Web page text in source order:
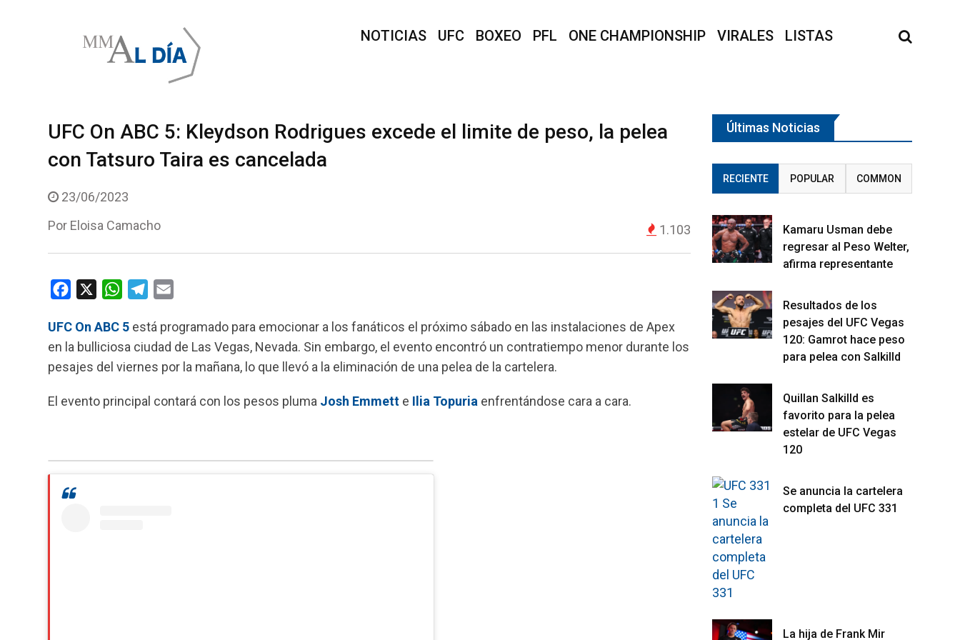
NOTICIAS UFC BOXEO PFL ONE CHAMPIONSHIP VIRALES LISTAS
UFC On ABC 5: Kleydson Rodrigues excede el limite de peso, la pelea
con Tatsuro Taira es cancelada
23/06/2023
Por Eloisa Camacho 1.103
c
e
b
o
W
a
t
s
p
l
e
g
a
a
i
l
UFC On ABC 5 está programado para emocionar a los fanáticos el próximo sábado en las instalaciones de Apex
en la bulliciosa ciudad de Las Vegas, Nevada. Sin embargo, el evento encontró un contratiempo menor durante los
pesajes del viernes por la mañana, lo que llevó a la eliminación de una pelea de la cartelera.
El evento principal contará con los pesos pluma Josh Emmett e Ilia Topuria enfrentándose cara a cara.
Últimas Noticias
RECIENTE POPULAR COMMON
Kamaru Usman debe
regresar al Peso Welter,
afirma representante
Resultados de los
pesajes del UFC Vegas
120: Gamrot hace peso
para pelea con Salkilld
Quillan Salkilld es
favorito para la pelea
estelar de UFC Vegas
120
Se anuncia la cartelera
completa del UFC 331
La hija de Frank Mir